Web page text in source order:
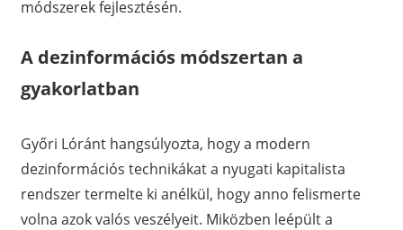
módszerek fejlesztésén.
A dezinformációs módszertan a
gyakorlatban
Győri Lóránt hangsúlyozta, hogy a modern
dezinformációs technikákat a nyugati kapitalista
rendszer termelte ki anélkül, hogy anno felismerte
volna azok valós veszélyeit. Miközben leépült a